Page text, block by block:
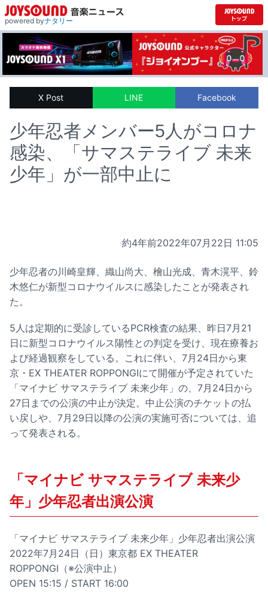
powered byナタリー
X Post LINE Facebook
少年忍者メンバー5人がコロナ
感染、「サマステライブ 未来
少年」が一部中止に
約4年前2022年07月22日 11:05
少年忍者の川崎皇輝、織山尚大、檜山光成、青木滉平、鈴
木悠仁が新型コロナウイルスに感染したことが発表され
た。
5人は定期的に受診しているPCR検査の結果、昨日7月21
日に新型コロナウイルス陽性との判定を受け、現在療養お
よび経過観察をしている。これに伴い、7月24日から東
京・EX THEATER ROPPONGIにて開催が予定されていた
「マイナビ サマステライブ 未来少年」の、7月24日から
27日までの公演の中止が決定。中止公演のチケットの払
い戻しや、7月29日以降の公演の実施可否については、追
って発表される。
「マイナビ サマステライブ 未来少
年」少年忍者出演公演
「マイナビ サマステライブ 未来少年」少年忍者出演公演
2022年7月24日（日）東京都 EX THEATER
ROPPONGI（※公演中止）
OPEN 15:15 / START 16:00